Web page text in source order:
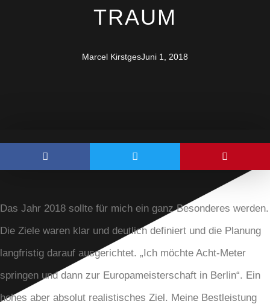
TRAUM
Marcel KirstgesJuni 1, 2018
Das Jahr 2018 sollte für mich ein ganz Besonderes werden.
Die Ziele waren klar und deutlich definiert und die Planung
langfristig darauf ausgerichtet. „Ich möchte Acht-Meter
springen und dann zur Europameisterschaft in Berlin“. Ein
hohes aber absolut realistisches Ziel. Meine Bestleistung